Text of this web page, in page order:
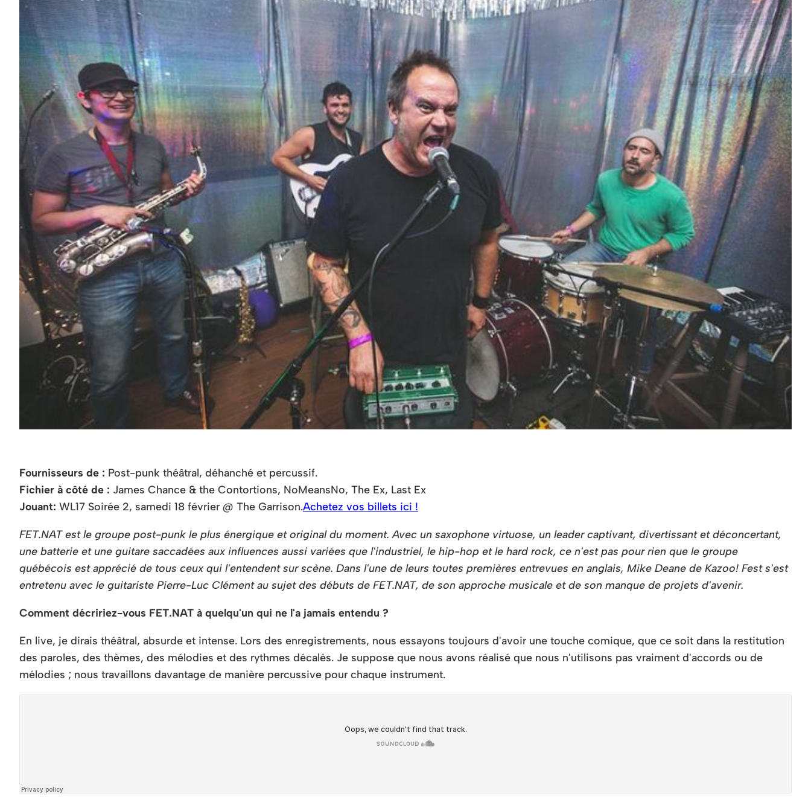
Fournisseurs de : Post-punk théâtral, déhanché et percussif.
Fichier à côté de : James Chance & the Contortions, NoMeansNo, The Ex, Last Ex
Jouant: WL17 Soirée 2, samedi 18 février @ The Garrison.Achetez vos billets ici !
FET.NAT est le groupe post-punk le plus énergique et original du moment. Avec un saxophone virtuose, un leader captivant, divertissant et déconcertant,
une batterie et une guitare saccadées aux influences aussi variées que l'industriel, le hip-hop et le hard rock, ce n'est pas pour rien que le groupe
québécois est apprécié de tous ceux qui l'entendent sur scène. Dans l'une de leurs toutes premières entrevues en anglais, Mike Deane de Kazoo! Fest s'est
entretenu avec le guitariste Pierre-Luc Clément au sujet des débuts de FET.NAT, de son approche musicale et de son manque de projets d'avenir.
Comment décririez-vous FET.NAT à quelqu'un qui ne l'a jamais entendu ?
En live, je dirais théâtral, absurde et intense. Lors des enregistrements, nous essayons toujours d'avoir une touche comique, que ce soit dans la restitution
des paroles, des thèmes, des mélodies et des rythmes décalés. Je suppose que nous avons réalisé que nous n'utilisons pas vraiment d'accords ou de
mélodies ; nous travaillons davantage de manière percussive pour chaque instrument.